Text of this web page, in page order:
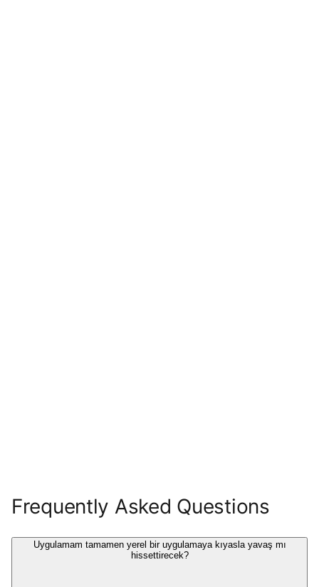
Frequently Asked Questions
Uygulamam tamamen yerel bir uygulamaya kıyasla yavaş mı
hissettirecek?